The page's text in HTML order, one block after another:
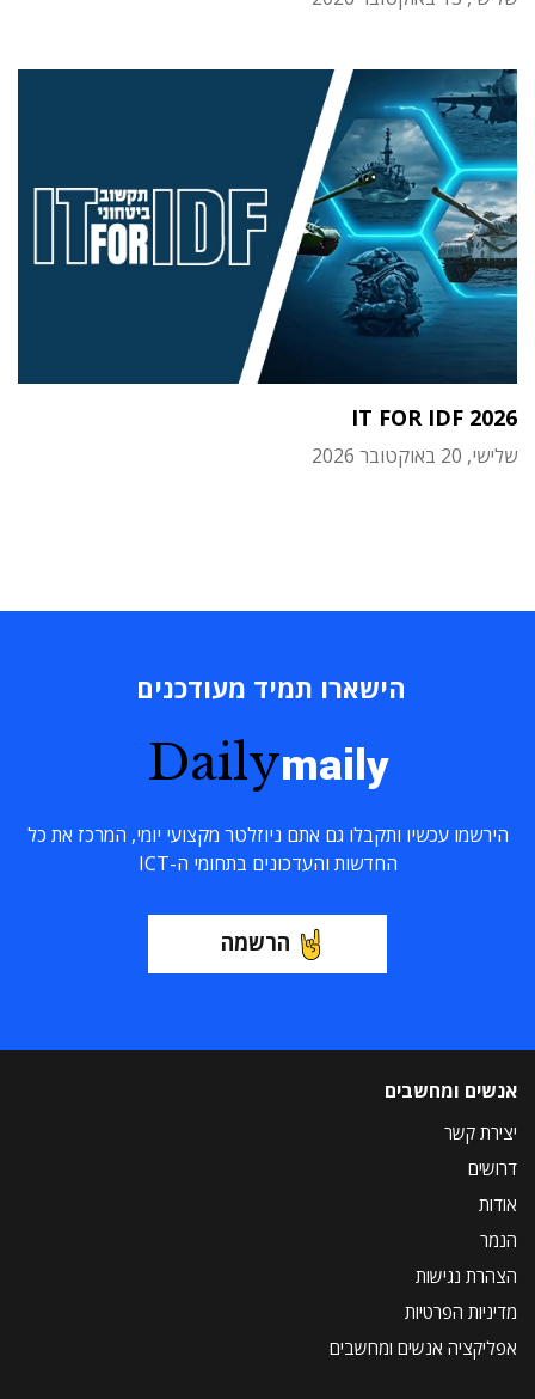
IT FOR IDF 2026
שלישי, 20 באוקטובר 2026
הישארו תמיד מעודכנים
Dailymaily
הירשמו עכשיו ותקבלו גם אתם ניוזלטר מקצועי יומי, המרכז את כל
החדשות והעדכונים בתחומי ה-ICT
הרשמה
אנשים ומחשבים
יצירת קשר
דרושים
אודות
הנמר
הצהרת נגישות
מדיניות הפרטיות
אפליקציה אנשים ומחשבים